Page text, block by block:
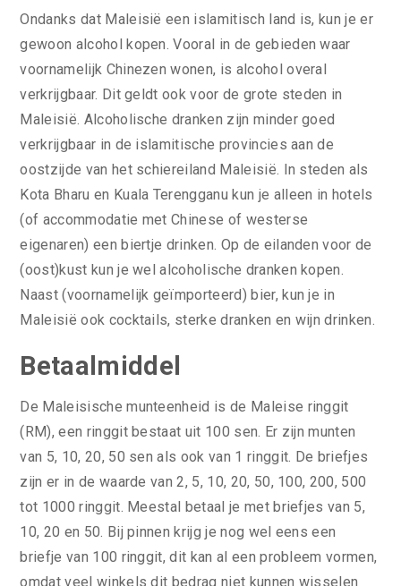
Ondanks dat Maleisië een islamitisch land is, kun je er
gewoon alcohol kopen. Vooral in de gebieden waar
voornamelijk Chinezen wonen, is alcohol overal
verkrijgbaar. Dit geldt ook voor de grote steden in
Maleisië. Alcoholische dranken zijn minder goed
verkrijgbaar in de islamitische provincies aan de
oostzijde van het schiereiland Maleisië. In steden als
Kota Bharu en Kuala Terengganu kun je alleen in hotels
(of accommodatie met Chinese of westerse
eigenaren) een biertje drinken. Op de eilanden voor de
(oost)kust kun je wel alcoholische dranken kopen.
Naast (voornamelijk geïmporteerd) bier, kun je in
Maleisië ook cocktails, sterke dranken en wijn drinken.
Betaalmiddel
De Maleisische munteenheid is de Maleise ringgit
(RM), een ringgit bestaat uit 100 sen. Er zijn munten
van 5, 10, 20, 50 sen als ook van 1 ringgit. De briefjes
zijn er in de waarde van 2, 5, 10, 20, 50, 100, 200, 500
tot 1000 ringgit. Meestal betaal je met briefjes van 5,
10, 20 en 50. Bij pinnen krijg je nog wel eens een
briefje van 100 ringgit, dit kan al een probleem vormen,
omdat veel winkels dit bedrag niet kunnen wisselen